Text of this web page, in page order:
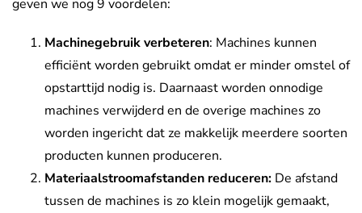
geven we nog 9 voordelen:
Machinegebruik verbeteren: Machines kunnen
efficiënt worden gebruikt omdat er minder omstel of
opstarttijd nodig is. Daarnaast worden onnodige
machines verwijderd en de overige machines zo
worden ingericht dat ze makkelijk meerdere soorten
producten kunnen produceren.
Materiaalstroomafstanden reduceren: De afstand
tussen de machines is zo klein mogelijk gemaakt,